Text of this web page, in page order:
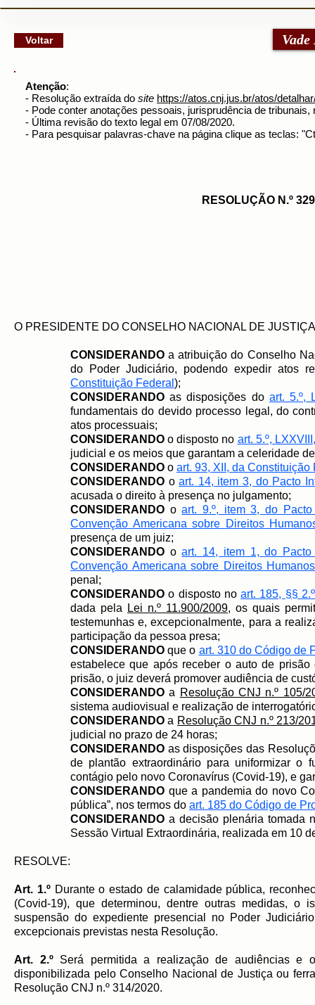
Voltar
Atenção:
- Resolução extraída do site https://atos.cnj.jus.br/atos/
- Pode conter anotações pessoais, jurisprudência de
- Última revisão do texto legal em 07/08/2020.
- Para pesquisar palavras-chave na página clique as teclas:
RESOLUÇÃO N.º
O PRESIDENTE DO CONSELHO NACIONAL DE
CONSIDERANDOa atribuição do Conselho
do Poder Judiciário, podendo expedir atos
Constituição Federal );
CONSIDERANDOas disposições do art. 5.º,
fundamentais do devido processo legal, do
atos processuais;
CONSIDERANDOo disposto no art. 5.º,
judicial e os meios que garantam a celeridade
CONSIDERANDO o art. 93, XII, da Constituição
CONSIDERANDO oart. 14, item 3, do Pacto
acusada o direito à presença no julgamento;
CONSIDERANDO oart. 9.º, item 3, do
Convenção Americana sobre Direitos
presença de um juiz;
CONSIDERANDO oart. 14, item 1, do
Convenção Americana sobre Direitos Humanos
penal;
CONSIDERANDOo disposto noart. 185, §§
dada pela
Lei n.º 11.900/2009, os quais
testemunhas e, excepcionalmente, para a
participação da pessoa presa;
CONSIDERANDOque o art. 310 do Código de
estabelece que após receber o auto de
prisão, o juiz deverá promover audiência de
CONSIDERANDOa Resolução CNJ n.º 105/
sistema audiovisual e realização de
CONSIDERANDOa Resolução CNJ n.º 213/
judicial no prazo de 24 horas;
CONSIDERANDO as disposições das
de plantão extraordinário para uniformizar o
contágio pelo novo Coronavírus (Covid-19), e
CONSIDERANDO que a pandemia do novo
pública”, nos termos do art. 185 do Código de
CONSIDERANDO a decisão plenária tomada
Sessão Virtual Extraordinária, realizada em 10
RESOLVE:
Art. 1.ºDurante o estado de calamidade pública,
(Covid-19), que determinou, dentre outras medidas,
suspensão do expediente presencial no Poder
excepcionais previstas nesta Resolução.
Art. 2.ºSerá permitida a realização de audiências e
disponibilizada pelo Conselho Nacional de Justiça ou
Resolução CNJ n.º 314/2020.